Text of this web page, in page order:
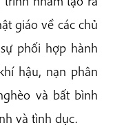
giáo về các chủ
phối hợp hành
hậu, nạn phân
và bất bình
và tình dục.